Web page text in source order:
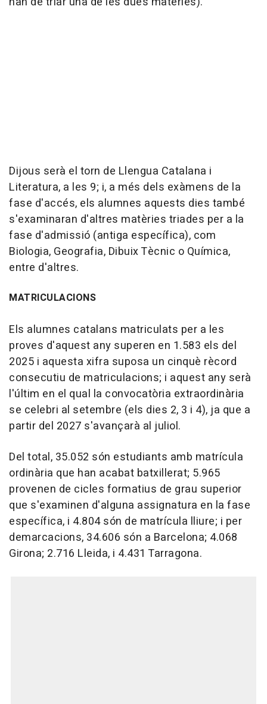
Dijous serà el torn de Llengua Catalana i
Literatura, a les 9; i, a més dels exàmens de la
fase d'accés, els alumnes aquests dies també
s'examinaran d'altres matèries triades per a la
fase d'admissió (antiga específica), com
Biologia, Geografia, Dibuix Tècnic o Química,
entre d'altres.
MATRICULACIONS
Els alumnes catalans matriculats per a les
proves d'aquest any superen en 1.583 els del
2025 i aquesta xifra suposa un cinquè rècord
consecutiu de matriculacions; i aquest any serà
l'últim en el qual la convocatòria extraordinària
se celebri al setembre (els dies 2, 3 i 4), ja que a
partir del 2027 s'avançarà al juliol.
Del total, 35.052 són estudiants amb matrícula
ordinària que han acabat batxillerat; 5.965
provenen de cicles formatius de grau superior
que s'examinen d'alguna assignatura en la fase
específica, i 4.804 són de matrícula lliure; i per
demarcacions, 34.606 són a Barcelona; 4.068
Girona; 2.716 Lleida, i 4.431 Tarragona.